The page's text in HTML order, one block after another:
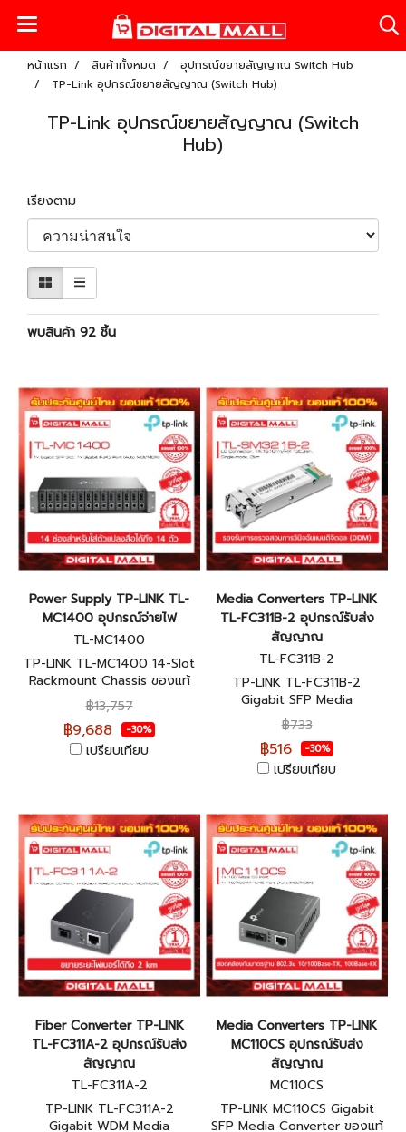
หน้าแรก สินค้าทั้งหมด
อุปกรณ์ขยายสัญญาณ Switch Hub
TP-Link อุปกรณ์ขยายสัญญาณ (Switch Hub)
TP-Link อุปกรณ์ขยายสัญญาณ (Switch
Hub)
เรียงตาม
พบสินค้า 92 ชิ้น
Power Supply TP-LINK TL-
MC1400 อุปกรณ์จ่ายไฟ
TL-MC1400
TP-LINK TL-MC1400 14-Slot
Rackmount Chassis ของแท้
รับประกันตลอดอายุการใช้งาน
฿13,757
฿9,688 -30%
เปรียบเทียบ
Media Converters TP-LINK
TL-FC311B-2 อุปกรณ์รับส่ง
สัญญาณ
TL-FC311B-2
TP-LINK TL-FC311B-2
Gigabit SFP Media
Converter ของแท้รับประกัน
ตลอดอายุการใช้งาน
฿733
฿516 -30%
เปรียบเทียบ
Fiber Converter TP-LINK
TL-FC311A-2 อุปกรณ์รับส่ง
สัญญาณ
TL-FC311A-2
TP-LINK TL-FC311A-2
Gigabit WDM Media
Media Converters TP-LINK
MC110CS อุปกรณ์รับส่ง
สัญญาณ
MC110CS
TP-LINK MC110CS Gigabit
SFP Media Converter ของแท้